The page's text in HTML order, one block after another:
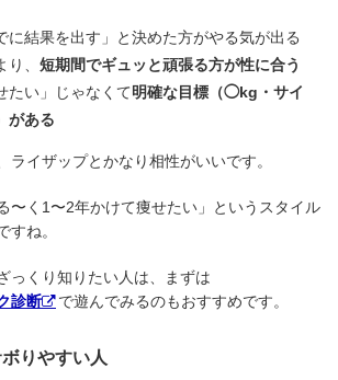
に結果を出す」と決めた方がやる気が出る
、 短期間でギュッと頑張る方が性に合う
たい」じゃなくて明確な目標（◯kg・サイ
がある
ライザップとかなり相性がいいです。
〜く1〜2年かけて痩せたい」というスタイル
すね。
っくり知りたい人は、まずは
診断
で遊んでみるのもおすすめです。
りやすい人